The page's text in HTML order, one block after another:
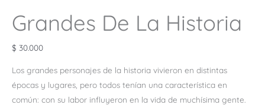
Grandes De La Historia
$ 30.000
Los grandes personajes de la historia vivieron en distintas
épocas y lugares, pero todos tenían una característica en
común: con su labor influyeron en la vida de muchísima gente.